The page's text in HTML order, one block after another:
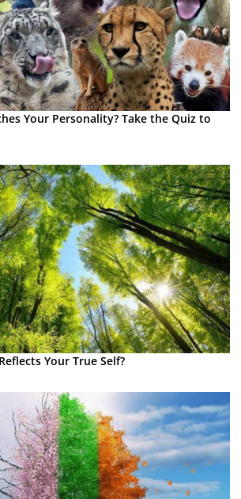
Your Personality? Take the Quiz to
Your True Self?